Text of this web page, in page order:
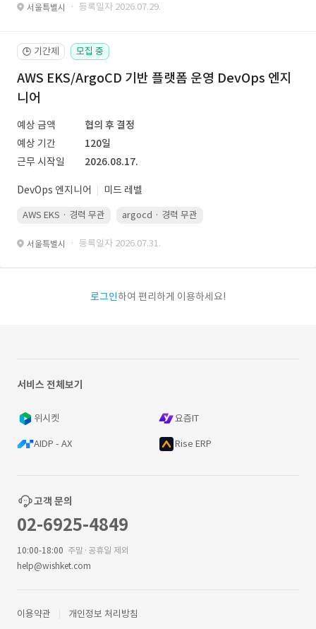
서울특별시 · 등록일자 2026.07.29.
🕒 기간제 모집 중
AWS EKS/ArgoCD 기반 플랫폼 운영 DevOps 엔지
니어
예상 금액
협의 후 결정
예상 기간
120일
근무 시작일
2026.08.17.
DevOps 엔지니어 미드 레벨
AWS EKS · 경력 무관 argocd · 경력 무관
서울특별시 · 등록일자 2026.07.31.
로그인하여 편리하게 이용하세요!
서비스 전체보기
위시켓 요즘IT
AIDP - AX Rise ERP
고객 문의
02-6925-4849
10:00-18:00 주말·공휴일 제외
help@wishket.com
이용약관 개인정보 처리방침